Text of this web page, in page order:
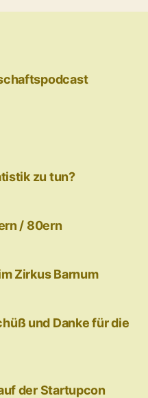
zu tun?
/ 80ern
Zirkus Barnum
und Danke für die
der Startupcon